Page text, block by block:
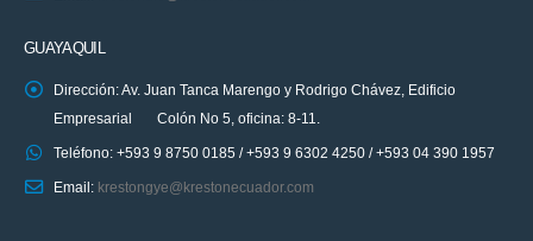
GUAYAQUIL
Dirección: Av. Juan Tanca Marengo y Rodrigo Chávez, Edificio
Empresarial Colón No 5, oficina: 8-11.
Teléfono: +593 9 8750 0185 / +593 9 6302 4250 / +593 04 390 1957
Email: krestongye@krestonecuador.com